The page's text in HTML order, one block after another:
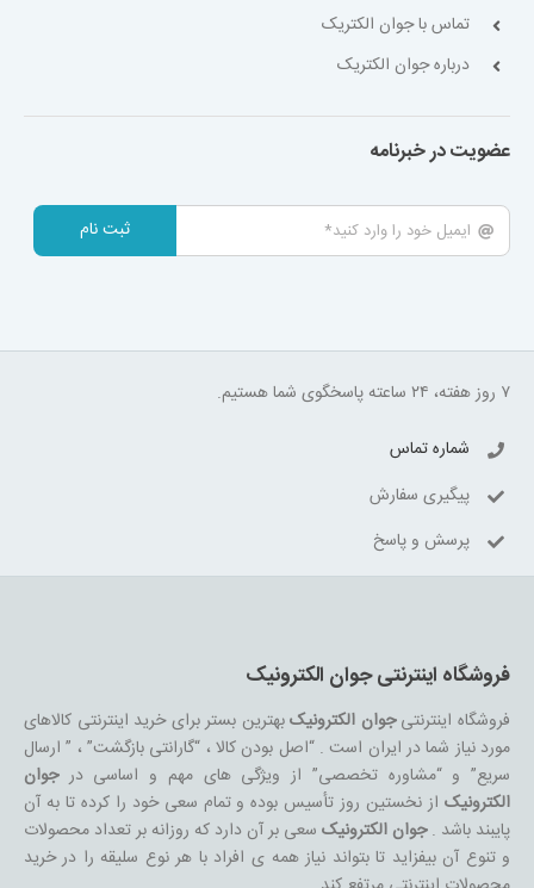
تماس با جوان الکتریک
درباره جوان الکتریک
عضویت در خبرنامه
ثبت نام
۷ روز هفته، ۲۴ ساعته پاسخگوی شما هستیم.
شماره تماس
پیگیری سفارش
پرسش و پاسخ
فروشگاه اینترنتی جوان الکترونیک
فروشگاه اینترنتیجوان الکترونیکبهترین بستر برای خرید اینترنتی کالاهای
مورد نیاز شما در ایران است . “اصل بودن کالا ، “گارانتی بازگشت” ، ” ارسال
سریع” و “مشاوره تخصصی” از ویژگی های مهم و اساسی درجوان
الکترونیکاز نخستین روز تأسیس بوده و تمام سعی خود را کرده تا به آن
پایبند باشد .جوان الکترونیکسعی بر آن دارد که روزانه بر تعداد محصولات
و تنوع آن بیفزاید تا بتواند نیاز همه ی افراد با هر نوع سلیقه را در خرید